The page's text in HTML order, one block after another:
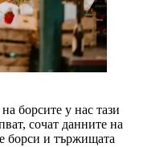
борсите у нас тази
сочат данните на
борси и тържищата